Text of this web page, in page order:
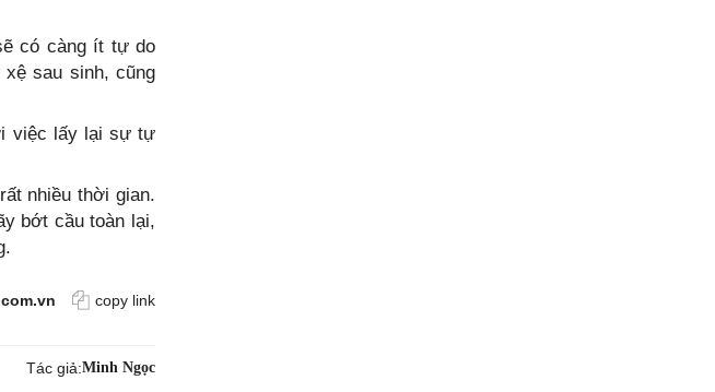
có càng ít tự do
sau sinh, cũng
việc lấy lại sự tự
nhiều thời gian.
bớt cầu toàn lại,
copy link
Tác giả:Minh Ngọc